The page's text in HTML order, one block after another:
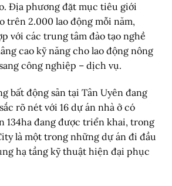
Địa phương đặt mục tiêu giới
trên 2.000 lao động mỗi năm,
với các trung tâm đào tạo nghề
cao kỹ năng cho lao động nông
công nghiệp – dịch vụ.
bất động sản tại Tân Uyên đang
rõ nét với 16 dự án nhà ở có
134ha đang được triển khai, trong
là một trong những dự án đi đầu
hạ tầng kỹ thuật hiện đại phục